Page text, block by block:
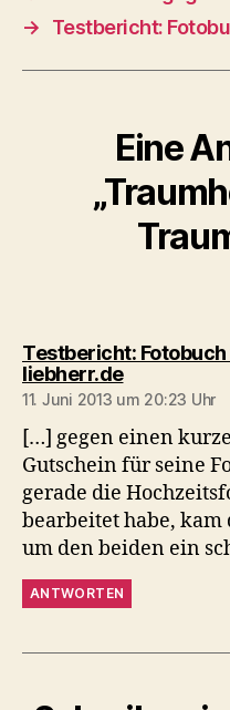
→
Testbericht:
Eine
Testbericht:
liebherr.desagt:
11. Juni 2013 um 20:23 Uhr
[…] gegen einen
Gutschein für seine
gerade die
bearbeitet habe, kam
um den beiden ein
ANTWORTEN